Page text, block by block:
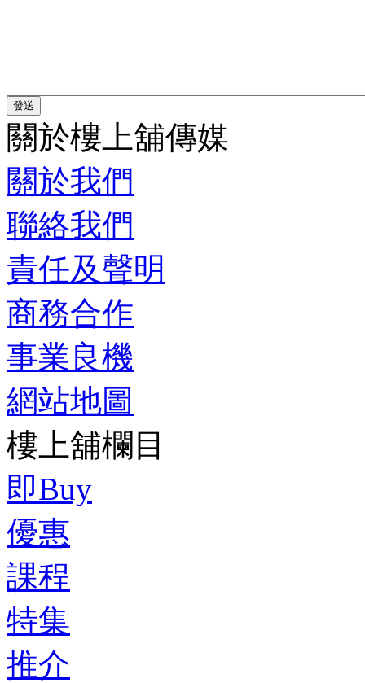
關於樓上舖傳媒
關於我們
聯絡我們
責任及聲明
商務合作
事業良機
網站地圖
樓上舖欄目
即Buy
優惠
課程
特集
推介